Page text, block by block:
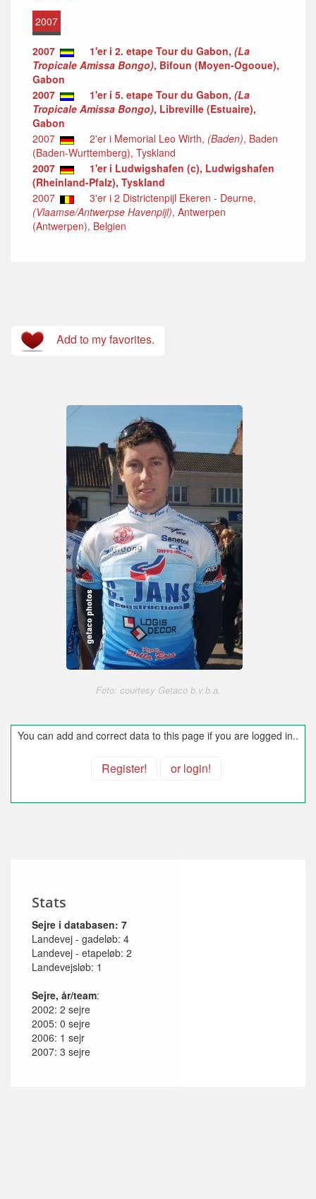
2007
2007 1'er i 2. etape Tour du Gabon, (La
Tropicale Amissa Bongo), Bifoun (Moyen-Ogooue),
Gabon
2007
1'er i 5. etape Tour du Gabon, (La
Tropicale Amissa Bongo), Libreville (Estuaire),
Gabon
2007
2'er i Memorial Leo Wirth, (Baden), Baden
(Baden-Wurttemberg), Tyskland
2007
1'er i Ludwigshafen (c), Ludwigshafen
(Rheinland-Pfalz), Tyskland
2007
3'er i 2 Districtenpijl Ekeren - Deurne,
(Vlaamse/Antwerpse Havenpijl), Antwerpen
(Antwerpen), Belgien
Add to my favorites.
Foto: courtesy Getaco b.v.b.a.
You can add and correct data to this page if you are logged in..
Register! or login!
Stats
Sejre i databasen: 7
Landevej - gadeløb: 4
Landevej - etapeløb: 2
Landevejsløb: 1
Sejre, år/team:
2002: 2 sejre
2005: 0 sejre
2006: 1 sejr
2007: 3 sejre